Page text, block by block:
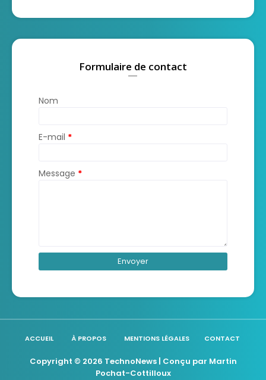
Formulaire de contact
Nom
E-mail *
Message *
ACCUEIL À PROPOS MENTIONS LÉGALES CONTACT
Copyright © 2026 TechnoNews| Conçu par Martin
Pochat-Cottilloux